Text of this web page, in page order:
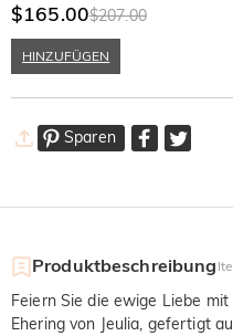
$165.00$207.00
HINZUFÜGEN
Sparen
Produktbeschreibung
Feiern Sie die ewige Liebe
Ehering von Jeulia, gefertigt